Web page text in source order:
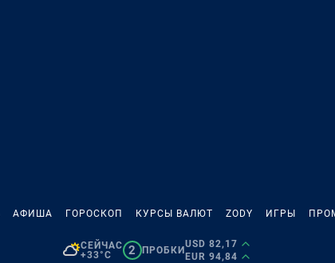
АФИША ГОРОСКОП КУРСЫ ВАЛЮТ ZODY ИГРЫ
СЕЙЧАС
+33°C
2 ПРОБКИ
USD 82,17
EUR 94,84